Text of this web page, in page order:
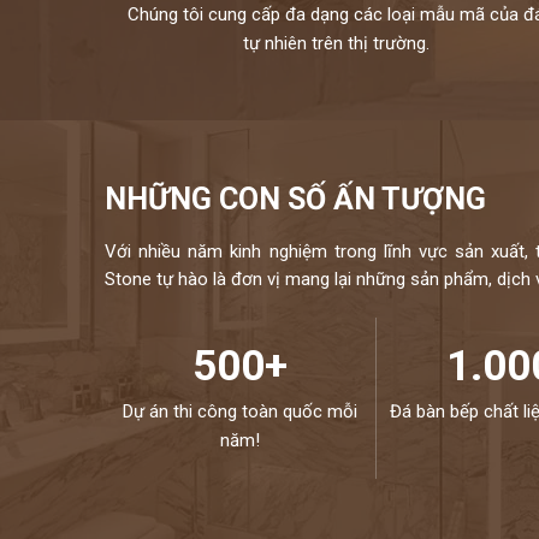
Chúng tôi cung cấp đa dạng các loại mẫu mã của
tự nhiên trên thị trường.
NHỮNG CON SỐ ẤN TƯỢNG
Với nhiều năm kinh nghiệm trong lĩnh vực sản
Stone tự hào là đơn vị mang lại những sản phẩm,
500+
Dự án thi công toàn quốc mỗi
năm!
Đá bàn bếp chất